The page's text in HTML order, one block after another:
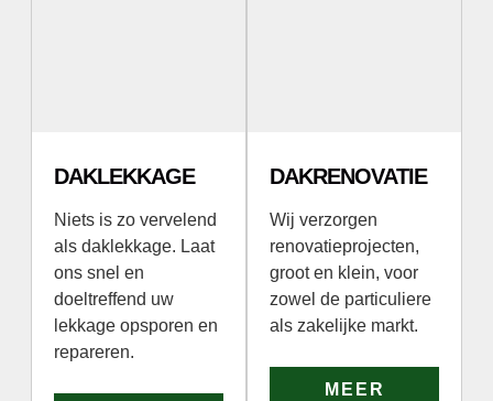
DAKLEKKAGE
Niets is zo vervelend
als daklekkage. Laat
ons snel en
doeltreffend uw
lekkage opsporen en
repareren.
DAKRENOVATIE
Wij verzorgen
renovatieprojecten,
groot en klein, voor
zowel de particuliere
als zakelijke markt.
MEER